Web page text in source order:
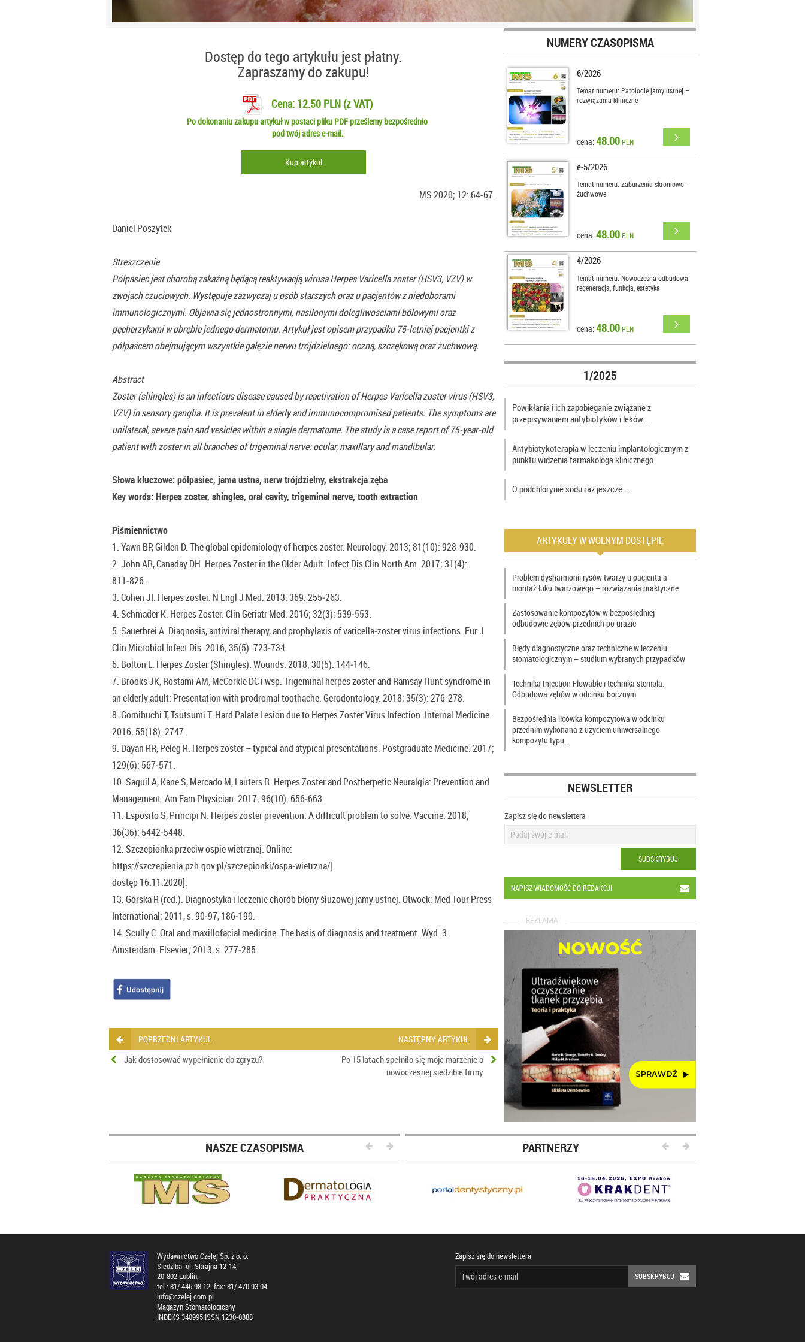
Dostęp do tego artykułu jest płatny.
Zapraszamy do zakupu!
Cena: 12.50 PLN (z VAT)
Po dokonaniu zakupu artykuł w postaci pliku PDF prześlemy bezpośrednio
pod twój adres e-mail.
Kup artykuł
MS 2020; 12: 64-67.
Daniel Poszytek
Streszczenie
Półpasiec jest chorobą zakaźną będącą reaktywacją wirusa Herpes Varicella zoster (HSV3, VZV) w
zwojach czuciowych. Występuje zazwyczaj u osób starszych oraz u pacjentów z niedoborami
immunologicznymi. Objawia się jednostronnymi, nasilonymi dolegliwościami bólowymi oraz
pęcherzykami w obrębie jednego dermatomu. Artykuł jest opisem przypadku 75‑letniej pacjentki z
półpaścem obejmującym wszystkie gałęzie nerwu trójdzielnego: oczną, szczękową oraz żuchwową.
Abstract
Zoster (shingles) is an infectious disease caused by reactivation of Herpes Varicella zoster virus (HSV3,
VZV) in sensory ganglia. It is prevalent in elderly and immunocompromised patients. The symptoms are
unilateral, severe pain and vesicles within a single dermatome. The study is a case report of 75‑year‑old
patient with zoster in all branches of trigeminal nerve: ocular, maxillary and mandibular.
Słowa kluczowe: półpasiec, jama ustna, nerw trójdzielny, ekstrakcja zęba
Key words: Herpes zoster, shingles, oral cavity, trigeminal nerve, tooth extraction
Piśmiennictwo
1. Yawn BP, Gilden D. The global epidemiology of herpes zoster. Neurology. 2013; 81(10): 928-930.
2. John AR, Canaday DH. Herpes Zoster in the Older Adult. Infect Dis Clin North Am. 2017; 31(4):
811‑826.
3. Cohen JI. Herpes zoster. N Engl J Med. 2013; 369: 255‑263.
4. Schmader K. Herpes Zoster. Clin Geriatr Med. 2016; 32(3): 539‑553.
5. Sauerbrei A. Diagnosis, antiviral therapy, and prophylaxis of varicella‑zoster virus infections. Eur J
Clin Microbiol Infect Dis. 2016; 35(5): 723‑734.
6. Bolton L. Herpes Zoster (Shingles). Wounds. 2018; 30(5): 144‑146.
7. Brooks JK, Rostami AM, McCorkle DC i wsp. Trigeminal herpes zoster and Ramsay Hunt syndrome in
an elderly adult: Presentation with prodromal toothache. Gerodontology. 2018; 35(3): 276-278.
8. Gomibuchi T, Tsutsumi T. Hard Palate Lesion due to Herpes Zoster Virus Infection. Internal Medicine.
2016; 55(18): 2747.
9. Dayan RR, Peleg R. Herpes zoster – typical and atypical presentations. Postgraduate Medicine. 2017;
129(6): 567‑571.
10. Saguil A, Kane S, Mercado M, Lauters R. Herpes Zoster and Postherpetic Neuralgia: Prevention and
Management. Am Fam Physician. 2017; 96(10): 656‑663.
11. Esposito S, Principi N. Herpes zoster prevention: A difficult problem to solve. Vaccine. 2018;
36(36): 5442‑5448.
12. Szczepionka przeciw ospie wietrznej. Online:
https://szczepienia.pzh.gov.pl/szczepionki/ospa‑wietrzna/[
dostęp 16.11.2020].
13. Górska R (red.). Diagnostyka i leczenie chorób błony śluzowej jamy ustnej. Otwock: Med Tour Press
International; 2011, s. 90‑97, 186‑190.
14. Scully C. Oral and maxillofacial medicine. The basis of diagnosis and treatment. Wyd. 3.
Amsterdam: Elsevier; 2013, s. 277‑285.
POPRZEDNI ARTYKUŁ NASTĘPNY ARTYKUŁ
Jak dostosować wypełnienie do zgryzu?
Po 15 latach spełniło się moje marzenie o
nowoczesnej siedzibie firmy
NUMERY CZASOPISMA
6/2026
Temat numeru: Patologie jamy ustnej –
rozwiązania kliniczne
cena:48.00PLN
e-5/2026
Temat numeru: Zaburzenia skroniowo-
żuchwowe
cena:48.00PLN
4/2026
Temat numeru: Nowoczesna odbudowa:
regeneracja, funkcja, estetyka
cena:48.00PLN
1/2025
Powikłania i ich zapobieganie związane z
przepisywaniem antybiotyków i leków…
Antybiotykoterapia w leczeniu implantologicznym z
punktu widzenia farmakologa klinicznego
O podchlorynie sodu raz jeszcze ….
ARTYKUŁY W WOLNYM DOSTĘPIE
Problem dysharmonii rysów twarzy u pacjenta a
montaż łuku twarzowego – rozwiązania praktyczne
Zastosowanie kompozytów w bezpośredniej
odbudowie zębów przednich po urazie
Błędy diagnostyczne oraz techniczne w leczeniu
stomatologicznym – studium wybranych przypadków
Technika Injection Flowable i technika stempla.
Odbudowa zębów w odcinku bocznym
Bezpośrednia licówka kompozytowa w odcinku
przednim wykonana z użyciem uniwersalnego
kompozytu typu…
NEWSLETTER
Zapisz się do newslettera
SUBSKRYBUJ
NAPISZ WIADOMOŚĆ DO REDAKCJI
REKLAMA
NASZE CZASOPISMA PARTNERZY
Wydawnictwo Czelej Sp. z o. o.
Siedziba: ul. Skrajna 12-14,
20-802 Lublin,
tel.: 81/ 446 98 12; fax: 81/ 470 93 04
info@czelej.com.pl
Magazyn Stomatologiczny
INDEKS 340995 ISSN 1230-0888
Zapisz się do newslettera
SUBSKRYBUJ